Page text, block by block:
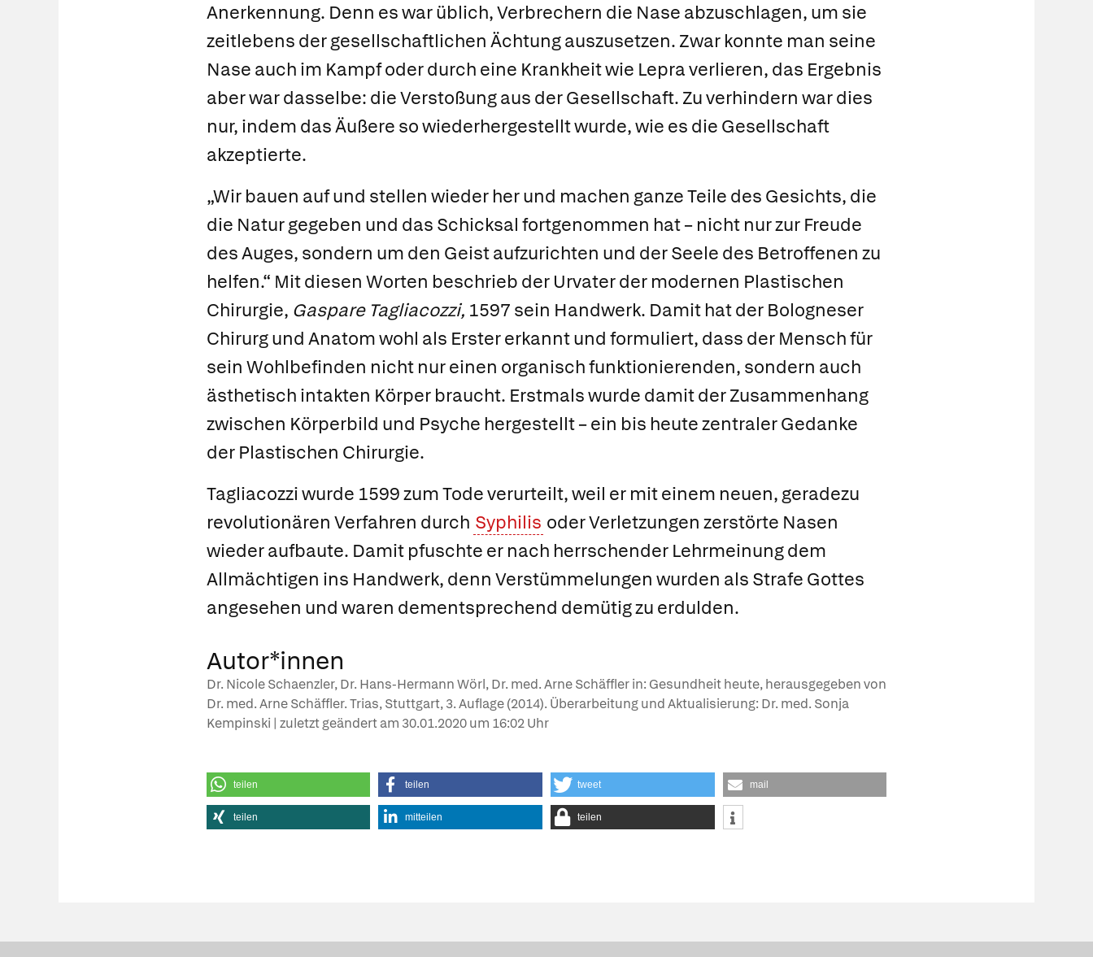
Anerkennung. Denn es war üblich, Verbrechern die Nase abzuschlagen, um sie
zeitlebens der gesellschaftlichen Ächtung auszusetzen. Zwar konnte man seine
Nase auch im Kampf oder durch eine Krankheit wie Lepra verlieren, das Ergebnis
aber war dasselbe: die Verstoßung aus der Gesellschaft. Zu verhindern war dies
nur, indem das Äußere so wiederhergestellt wurde, wie es die Gesellschaft
akzeptierte.
„Wir bauen auf und stellen wieder her und machen ganze Teile des Gesichts, die
die Natur gegeben und das Schicksal fortgenommen hat – nicht nur zur Freude
des Auges, sondern um den Geist aufzurichten und der Seele des Betroffenen zu
helfen.“ Mit diesen Worten beschrieb der Urvater der modernen Plastischen
Chirurgie, Gaspare Tagliacozzi, 1597 sein Handwerk. Damit hat der Bologneser
Chirurg und Anatom wohl als Erster erkannt und formuliert, dass der Mensch für
sein Wohlbefinden nicht nur einen organisch funktionierenden, sondern auch
ästhetisch intakten Körper braucht. Erstmals wurde damit der Zusammenhang
zwischen Körperbild und Psyche hergestellt – ein bis heute zentraler Gedanke
der Plastischen Chirurgie.
Tagliacozzi wurde 1599 zum Tode verurteilt, weil er mit einem neuen, geradezu
revolutionären Verfahren durch Syphilis oder Verletzungen zerstörte Nasen
wieder aufbaute. Damit pfuschte er nach herrschender Lehrmeinung dem
Allmächtigen ins Handwerk, denn Verstümmelungen wurden als Strafe Gottes
angesehen und waren dementsprechend demütig zu erdulden.
Autor*innen
Dr. Nicole Schaenzler, Dr. Hans-Hermann Wörl, Dr. med. Arne Schäffler in: Gesundheit heute, herausgegeben von
Dr. med. Arne Schäffler. Trias, Stuttgart, 3. Auflage (2014). Überarbeitung und Aktualisierung: Dr. med. Sonja
Kempinski | zuletzt geändert am 30.01.2020um 16:02 Uhr
teilen teilen tweet mail
teilen mitteilen teilen